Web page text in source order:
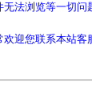
法浏览等一切问
迎您联系本站客